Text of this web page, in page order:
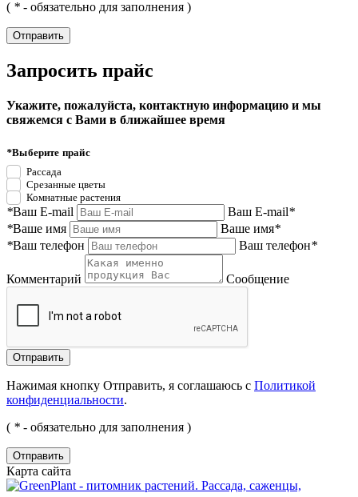
( * - обязательно для заполнения )
Запросить прайс
Укажите, пожалуйста, контактную информацию и мы
свяжемся с Вами в ближайшее время
*Выберите прайс
Рассада
Срезанные цветы
Комнатные растения
*Ваш E-mail Ваш E-mail*
*Ваше имя Ваше имя*
*Ваш телефон Ваш телефон*
Комментарий Сообщение
Нажимая кнопку Отправить, я соглашаюсь с Политикой
конфиденциальности.
( * - обязательно для заполнения )
Отправить
Карта сайта